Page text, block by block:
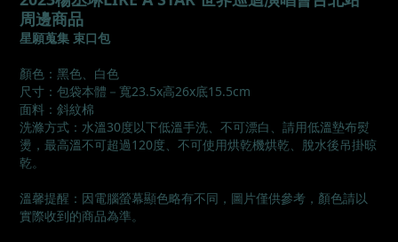
周邊商品
星願蒐集 束口包
顏色：黑色、白色
尺寸：包袋本體－寬23.5x高26x底15.5cm
面料：斜紋棉
洗滌方式：水溫30度以下低溫手洗、不可漂白、請用低溫墊布熨
燙，最高溫不可超過120度、不可使用烘乾機烘乾、脫水後吊掛晾
乾。
溫馨提醒：因電腦螢幕顯色略有不同，圖片僅供參考，顏色請以
實際收到的商品為準。